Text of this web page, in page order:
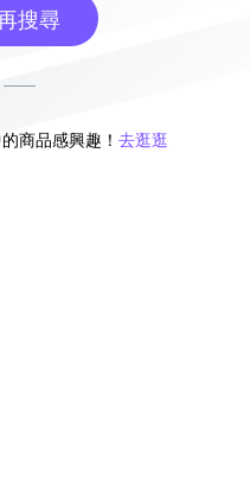
搜尋
商品感興趣！ 去逛逛